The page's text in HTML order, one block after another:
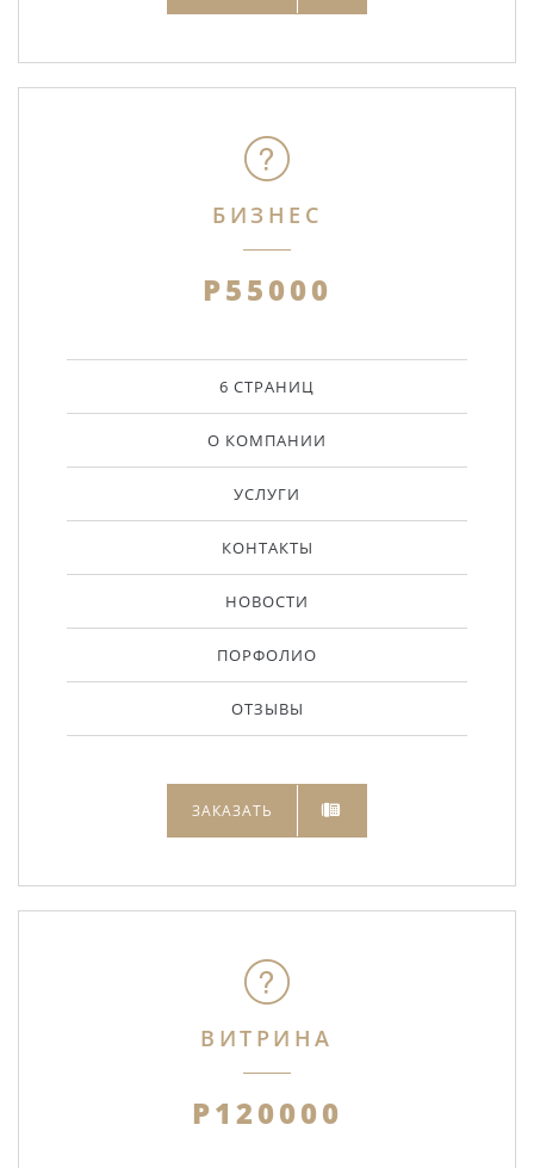
БИЗНЕС
Р55000
6 СТРАНИЦ
О КОМПАНИИ
УСЛУГИ
КОНТАКТЫ
НОВОСТИ
ПОРФОЛИО
ОТЗЫВЫ
ЗАКАЗАТЬ
ВИТРИНА
Р120000